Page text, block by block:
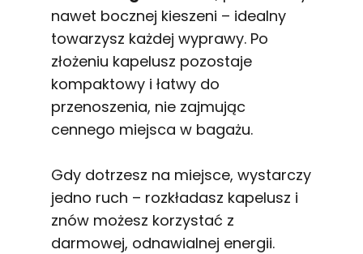
nawet bocznej kieszeni – idealny
towarzysz każdej wyprawy. Po
złożeniu kapelusz pozostaje
kompaktowy i łatwy do
przenoszenia, nie zajmując
cennego miejsca w bagażu.
Gdy dotrzesz na miejsce, wystarczy
jedno ruch – rozkładasz kapelusz i
znów możesz korzystać z
darmowej, odnawialnej energii.